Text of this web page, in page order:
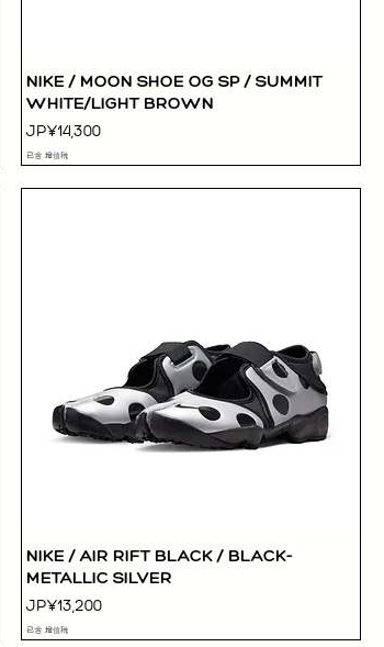
快速瀏覽
NIKE / MOON SHOE OG SP / SUMMIT
WHITE/LIGHT BROWN
價格
JP¥14,300
已含 增值税
快速瀏覽
NIKE / AIR RIFT BLACK / BLACK-
METALLIC SILVER
價格
JP¥13,200
已含 增值税